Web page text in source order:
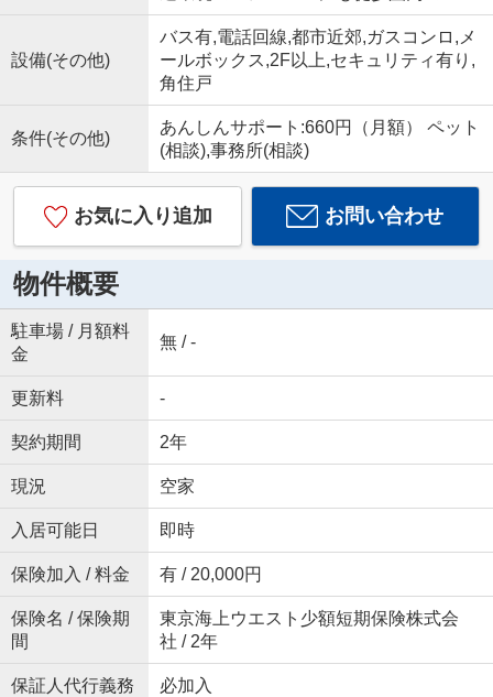
設備(その他)
バス有,電話回線,都市近郊,ガスコンロ,メ
ールボックス,2F以上,セキュリティ有り,
角住戸
条件(その他)
あんしんサポート:660円（月額） ペット
(相談),事務所(相談)
お気に入り追加 お問い合わせ
物件概要
駐車場 / 月額料
金
無 / -
更新料 -
契約期間 2年
現況 空家
入居可能日 即時
保険加入 / 料金 有 / 20,000円
保険名 / 保険期
間
東京海上ウエスト少額短期保険株式会
社 / 2年
保証人代行義務 必加入